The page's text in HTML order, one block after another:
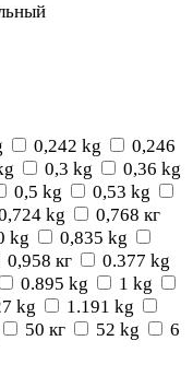
0,242 kg
0,246
0,3 kg
0,36 kg
0,5 kg
0,53 kg
kg
0,768 кг
kg
0,835 kg
0,958 кг
0.377 kg
0.895 kg
1 kg
kg
1.191 kg
50 кг 52 kg
6